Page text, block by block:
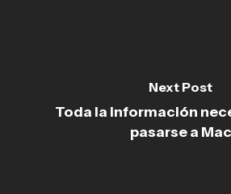
Next Post
Toda la información
pasarse a Mac